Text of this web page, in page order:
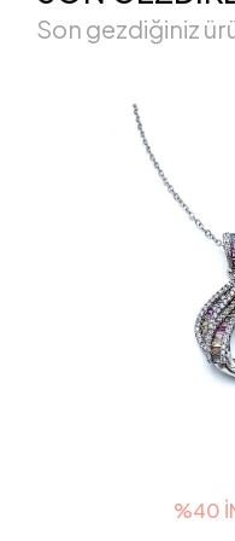
Son gezdiğiniz
%40